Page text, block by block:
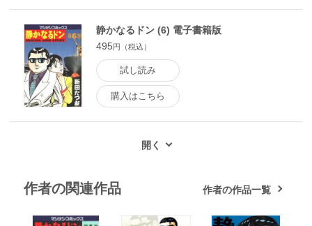
静かなるドン (6) 電子書籍版
495円（税込）
試し読み
購入はこちら
作者の関連作品 作者の作品一覧